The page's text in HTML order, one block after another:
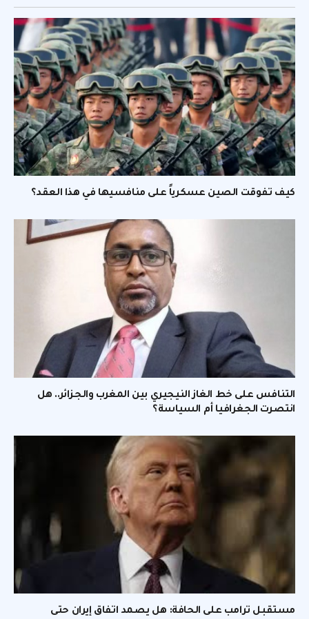
كيف تفوقت الصين عسكرياً على منافسيها في هذا العقد؟
التنافس على خط الغاز النيجيري بين المغرب والجزائر.. هل
انتصرت الجغرافيا أم السياسة؟
مستقبل ترامب على الحافة: هل يصمد اتفاق إيران حتى